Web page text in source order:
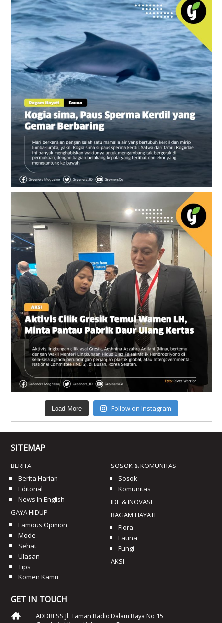
Load More Follow on Instagram
SITEMAP
BERITA
Berita Harian
Editorial
News In English
GAYA HIDUP
Famous Opinion
Mode
Sehat
Ulasan
Tips
Komen Kamu
SOSOK & KOMUNITAS
Sosok
Komunitas
IDE & INOVASI
RAGAM HAYATI
Flora
Fauna
Fungi
AKSI
GET IN TOUCH
ADDRESS Jl. Taman Radio Dalam Raya No 15